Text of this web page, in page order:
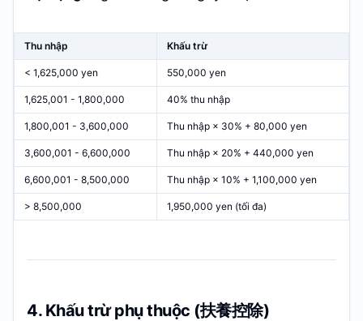
Thu nhập Khấu trừ
< 1,625,000 yen 550,000 yen
1,625,001 - 1,800,000 40% thu nhập
1,800,001 - 3,600,000 Thu nhập × 30% + 80,000 yen
3,600,001 - 6,600,000 Thu nhập × 20% + 440,000 yen
6,600,001 - 8,500,000 Thu nhập × 10% + 1,100,000 yen
> 8,500,000 1,950,000 yen (tối đa)
4. Khấu trừ phụ thuộc (扶養控除)